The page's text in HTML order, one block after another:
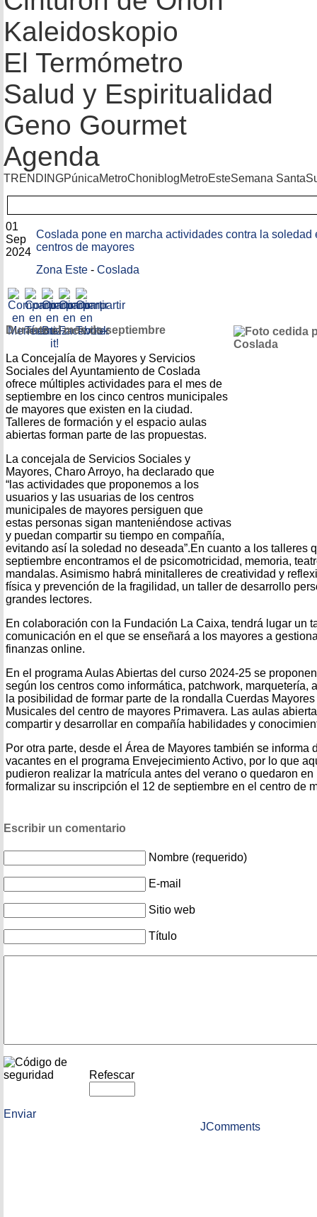
Kaleidoskopio
El Termómetro
Salud y Espiritualidad
Geno Gourmet
Agenda
TRENDINGPúnicaMetroChoniblogMetroEsteSemana Santa
01
Sep
2024
Coslada pone en marcha actividades contra la soledad
centros de mayores
Zona Este - Coslada
Durante el mes de septiembre
La Concejalía de Mayores y Servicios
Sociales del Ayuntamiento de Coslada
ofrece múltiples actividades para el mes de
septiembre en los cinco centros municipales
de mayores que existen en la ciudad.
Talleres de formación y el espacio aulas
abiertas forman parte de las propuestas.
La concejala de Servicios Sociales y
Mayores, Charo Arroyo, ha declarado que
“las actividades que proponemos a los
usuarios y las usuarias de los centros
municipales de mayores persiguen que
estas personas sigan manteniéndose activas
y puedan compartir su tiempo en compañía,
evitando así la soledad no deseada”.En cuanto a los talleres
septiembre encontramos el de psicomotricidad, memoria,
mandalas. Asimismo habrá minitalleres de creatividad y
física y prevención de la fragilidad, un taller de desarrollo
grandes lectores.
En colaboración con la Fundación La Caixa, tendrá lugar un
comunicación en el que se enseñará a los mayores a
finanzas online.
En el programa Aulas Abiertas del curso 2024-25 se
según los centros como informática, patchwork, marquetería,
la posibilidad de formar parte de la rondalla Cuerdas
Musicales del centro de mayores Primavera. Las aulas
compartir y desarrollar en compañía habilidades y
Por otra parte, desde el Área de Mayores también se informa
vacantes en el programa Envejecimiento Activo, por lo que
pudieron realizar la matrícula antes del verano o quedaron
formalizar su inscripción el 12 de septiembre en el centro de
Escribir un comentario
Nombre (requerido)
E-mail
Sitio web
Título
Refescar
Enviar
JComments